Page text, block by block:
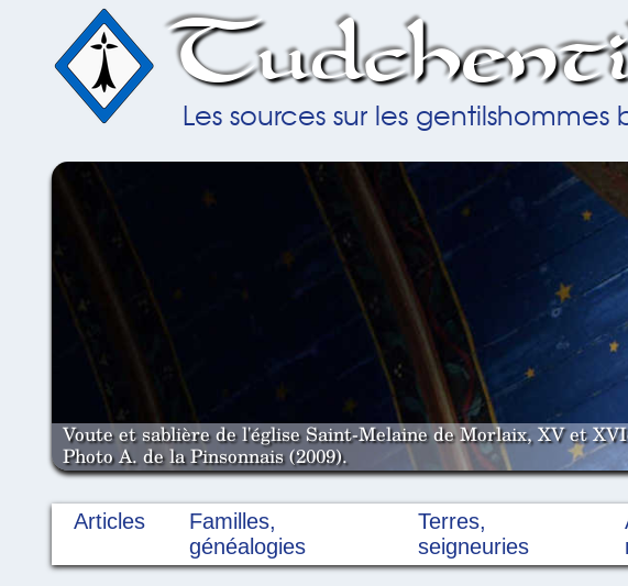
Les sources sur les gentilshommes
Voute et sablière de l'église Saint-Melaine de Morlaix, XV et
Photo A. de la Pinsonnais (2009).
Articles
Familles,
généalogies
Terres,
seigneuries